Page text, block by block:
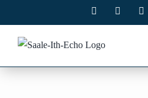
Inhalt
springen
Facebook